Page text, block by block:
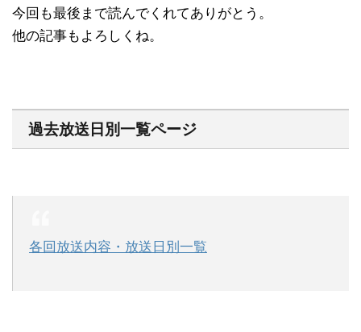
今回も最後まで読んでくれてありがとう。
他の記事もよろしくね。
過去放送日別一覧ページ
各回放送内容・放送日別一覧